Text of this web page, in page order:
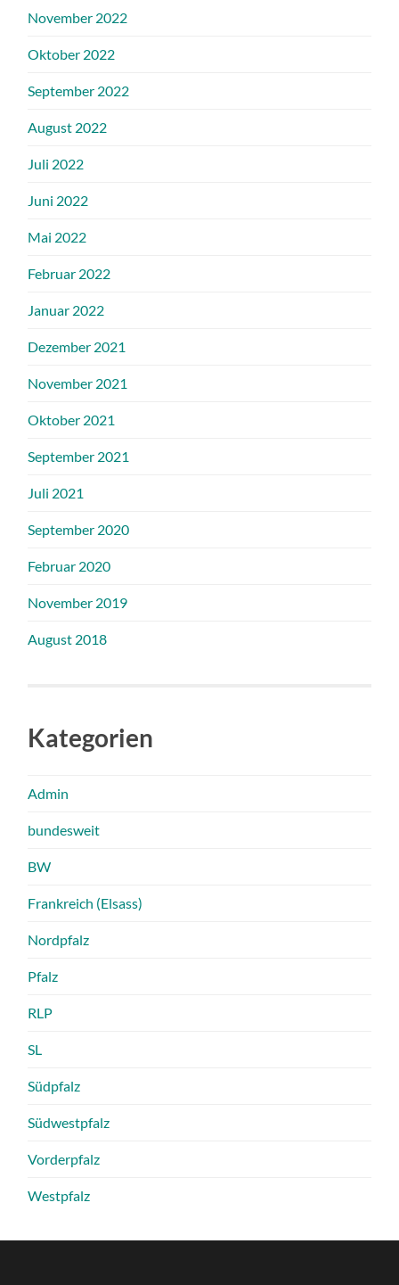
November 2022
Oktober 2022
September 2022
August 2022
Juli 2022
Juni 2022
Mai 2022
Februar 2022
Januar 2022
Dezember 2021
November 2021
Oktober 2021
September 2021
Juli 2021
September 2020
Februar 2020
November 2019
August 2018
Kategorien
Admin
bundesweit
BW
Frankreich (Elsass)
Nordpfalz
Pfalz
RLP
SL
Südpfalz
Südwestpfalz
Vorderpfalz
Westpfalz